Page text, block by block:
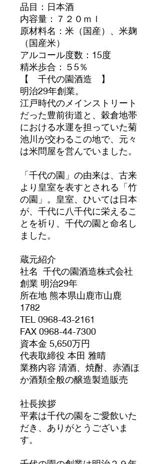
品目：日本酒
内容量：７２０ｍｌ
原材料名：米（国産）、米麹
（国産米）
アルコール度数：15度
精米歩合：５5％
【 千代の園酒造 】
明治29年創業。
江戸時代のメインストリート
だった豊前街道と、穀倉地帯
における水運を担っていた菊
池川が交わるこの地で、元々
は米問屋を営んでいました。
「千代の園」の由来は、古来
より皇室を表すとされる「竹
の園」。皇室、ひいては日本
が、千代に八千代に栄えるこ
とを祈り、千代の園と命名し
ました。
蔵元紹介
社名 千代の園酒造株式会社
創業 明治29年
所在地 熊本県山鹿市山鹿
1782
TEL 0968-43-2161
FAX 0968-44-7300
資本金 5,650万円
代表取締役 本田 雅晴
業務内容 清酒、焼酎、赤酒ほ
か酒類全般の醸造製造販売
社長挨拶
平素は千代の園をご愛飲いた
だき、ありがとうございま
す。